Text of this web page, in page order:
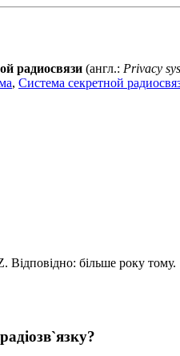
радиосвязи (англ.: Privacy
, Система секретной
. Відповідно: більше року тому.